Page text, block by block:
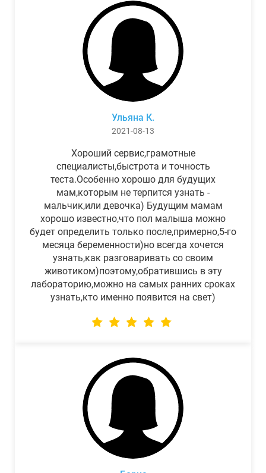
Ульяна К.
2021-08-13
Хороший сервис,грамотные
специалисты,быстрота и точность
теста.Особенно хорошо для будущих
мам,которым не терпится узнать -
мальчик,или девочка) Будущим мамам
хорошо известно,что пол малыша можно
будет определить только после,примерно,5-го
месяца беременности)но всегда хочется
узнать,как разговаривать со своим
животиком)поэтому,обратившись в эту
лабораторию,можно на самых ранних сроках
узнать,кто именно появится на свет)